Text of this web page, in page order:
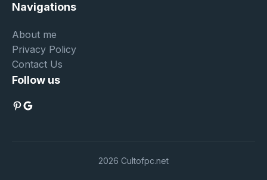
Navigations
About me
Privacy Policy
Contact Us
Follow us
Pinterest
Google
2026 Cultofpc.net